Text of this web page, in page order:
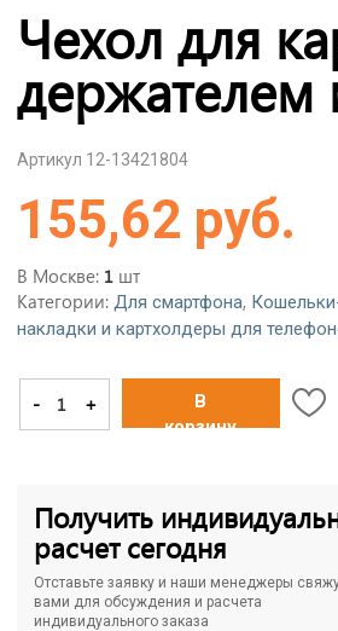
Чехол для
держателем
Артикул 12-13421804
155,62 руб.
В Москве: 1 шт
Категории: Для смартфона,
накладки и картхолдеры для
- +
В
корзину
Получить
расчет сегодня
Отставьте заявку и наши менеджеры
вами для обсуждения и расчета
индивидуального заказа